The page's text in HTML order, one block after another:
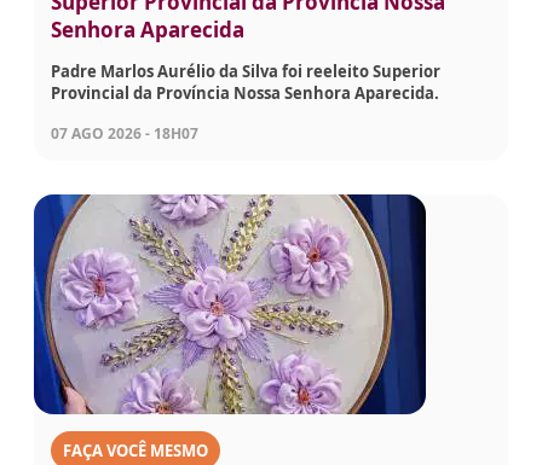
Senhora Aparecida
Padre Marlos Aurélio da Silva foi reeleito Superior
Provincial da Província Nossa Senhora Aparecida.
07 AGO 2026 - 18H07
FAÇA VOCÊ MESMO